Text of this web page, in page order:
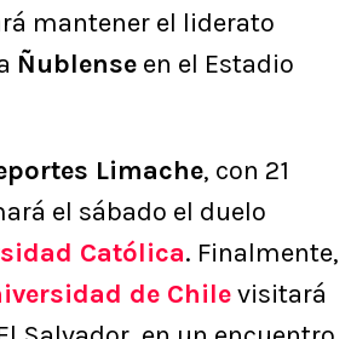
mantener el liderato
Ñublense en el Estadio
Limache, con 21
el sábado el duelo
Católica. Finalmente,
de Chilevisitará